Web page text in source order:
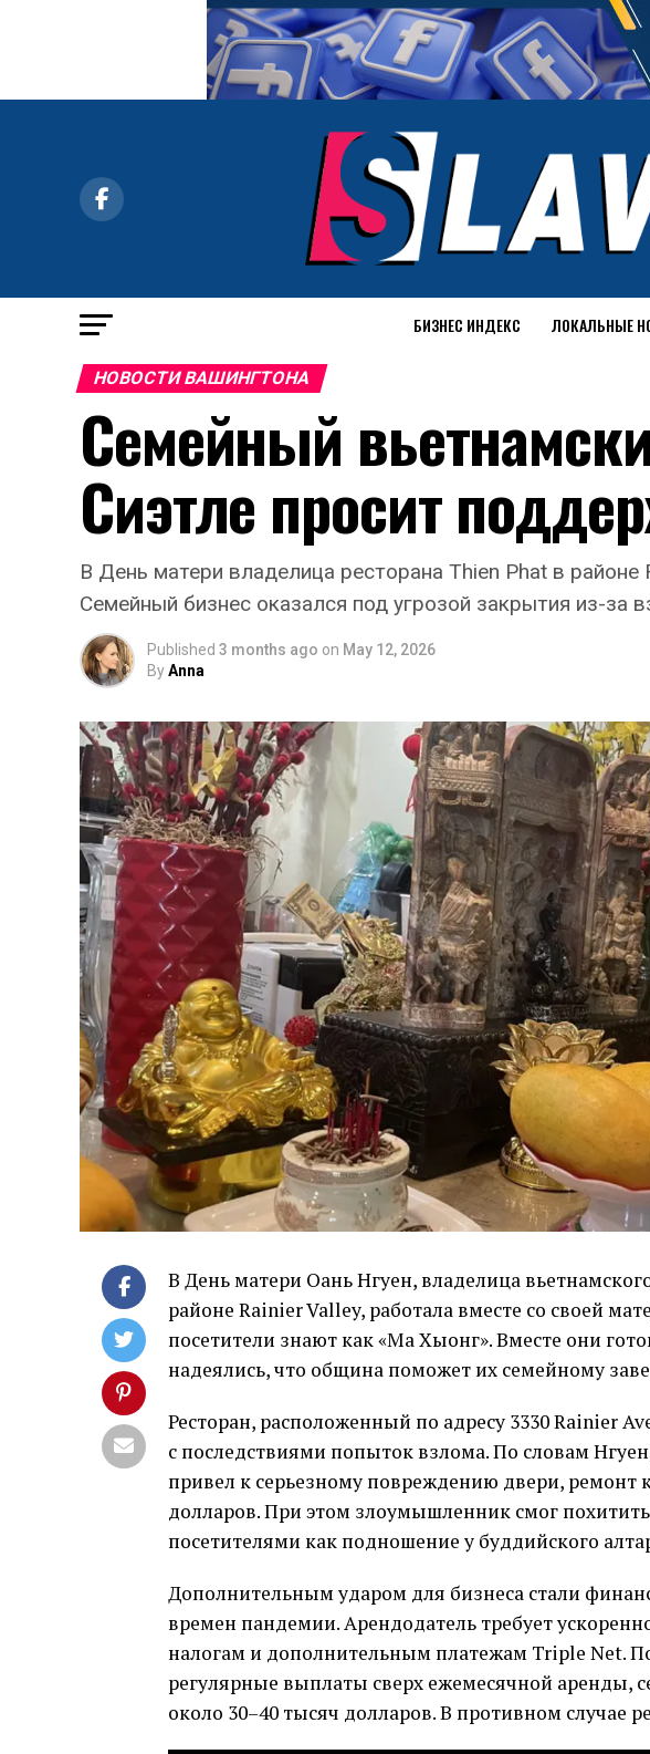
БИЗНЕС ИНДЕКС ЛОКАЛЬНЫЕ
НОВОСТИ ВАШИНГТОНА
Семейный
Сиэтле просит
В День матери владелица ресторана Thien Phat в
Семейный бизнес оказался под угрозой закрытия из-за
Published 3 months ago on May 12, 2026
ByAnna
В День матери Оань Нгуен, владелица
районе Rainier Valley, работала вместе со своей
посетители знают как «Ма Хыонг». Вместе они
надеялись, что община поможет их семейному
Ресторан, расположенный по адресу 3330 Rainier
с последствиями попыток взлома. По словам
привел к серьезному повреждению двери, ремонт
долларов. При этом злоумышленник смог
посетителями как подношение у буддийского
Дополнительным ударом для бизнеса стали
времен пандемии. Арендодатель требует
налогам и дополнительным платежам Triple Net.
регулярные выплаты сверх ежемесячной аренды,
около 30–40 тысяч долларов. В противном случае